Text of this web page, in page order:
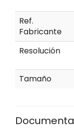
Ref.
Fabricante
Resolución
Tamaño